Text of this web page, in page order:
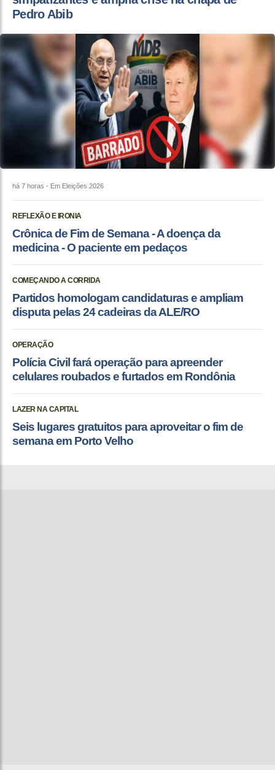
Pedro Abib
há 7 horas - Em Eleições 2026
REFLEXÃO E IRONIA
Crônica de Fim de Semana - A doença da
medicina - O paciente em pedaços
COMEÇANDO A CORRIDA
Partidos homologam candidaturas e ampliam
disputa pelas 24 cadeiras da ALE/RO
OPERAÇÃO
Polícia Civil fará operação para apreender
celulares roubados e furtados em Rondônia
LAZER NA CAPITAL
Seis lugares gratuitos para aproveitar o fim de
semana em Porto Velho